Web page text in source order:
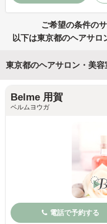
ご希望の条件の
以下は東京都のヘアサロ
東京都のヘアサロン・美
Belme 用賀
ベルムヨウガ
電話で予約する